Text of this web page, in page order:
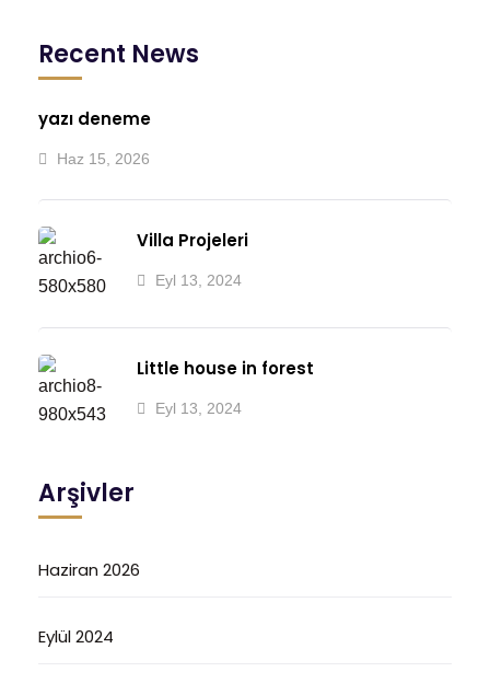
Recent News
yazı deneme
Haz 15, 2026
Villa Projeleri
Eyl 13, 2024
Little house in forest
Eyl 13, 2024
Arşivler
Haziran 2026
Eylül 2024